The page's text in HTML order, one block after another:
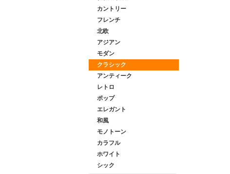
カントリー
フレンチ
北欧
アジアン
モダン
クラシック
アンティーク
レトロ
ポップ
エレガント
和風
モノトーン
カラフル
ホワイト
シック